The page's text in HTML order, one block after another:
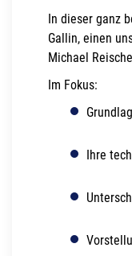
In dieser ganz
Gallin, einen
Michael
Im Fokus:
Ihre